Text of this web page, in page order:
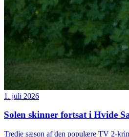
1. juli 2026
Solen skinner fortsat i Hvide
Tredje sæson af den populære TV 2-